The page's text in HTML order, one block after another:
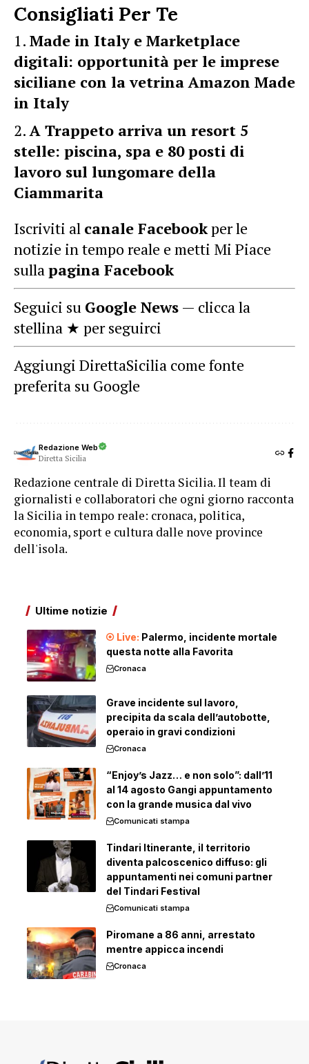
Consigliati Per Te
Made in Italy e Marketplace
digitali: opportunità per le imprese
siciliane con la vetrina Amazon Made
in Italy
A Trappeto arriva un resort 5
stelle: piscina, spa e 80 posti di
lavoro sul lungomare della
Ciammarita
Iscriviti al canale Facebookper le
notizie in tempo reale e metti Mi Piace
sullapagina Facebook
Seguici su Google News — clicca la
stellina ★ per seguirci
Aggiungi DirettaSicilia come fonte
preferita su Google
Redazione Web
Diretta Sicilia
Redazione centrale di Diretta Sicilia. Il team di
giornalisti e collaboratori che ogni giorno racconta
la Sicilia in tempo reale: cronaca, politica,
economia, sport e cultura dalle nove province
dell'isola.
Ultime notizie
Palermo, incidente mortale
questa notte alla Favorita
Cronaca
Grave incidente sul lavoro,
precipita da scala dell’autobotte,
operaio in gravi condizioni
Cronaca
“Enjoy’s Jazz… e non solo”: dall’11
al 14 agosto Gangi appuntamento
con la grande musica dal vivo
Comunicati stampa
Tindari Itinerante, il territorio
diventa palcoscenico diffuso: gli
appuntamenti nei comuni partner
del Tindari Festival
Comunicati stampa
Piromane a 86 anni, arrestato
mentre appicca incendi
Cronaca